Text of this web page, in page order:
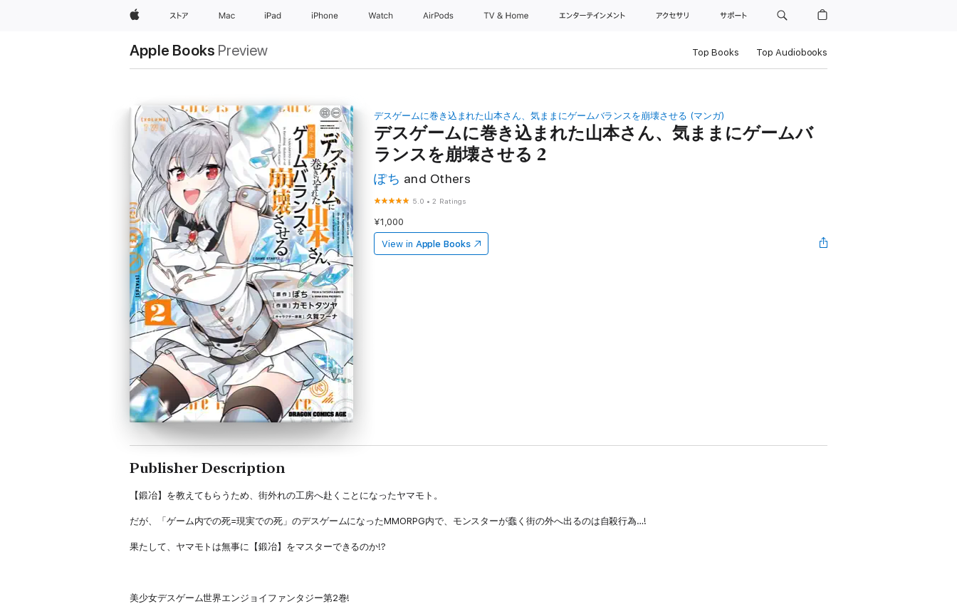
Appleストア Mac iPad iPhone Watch AirPods TV & Home エンターテインメント アクセサリ サポート
Apple Books Preview Top Books Top Audiobooks
デスゲームに巻き込まれた山本さん、気ままにゲームバランスを崩壊させる (マンガ)
デスゲームに巻き込まれた山本さん、気ままにゲームバ
ランスを崩壊させる 2
ぽち and Others
5.0 •2 Ratings
¥1,000
View in Apple Books
Publisher Description
【鍛冶】を教えてもらうため、街外れの工房へ赴くことになったヤマモト。
だが、「ゲーム内での死=現実での死」のデスゲームになったMMORPG内で、モンスターが蠢く街の外へ出るのは自殺行為…!
果たして、ヤマモトは無事に【鍛冶】をマスターできるのか!?
美少女デスゲーム世界エンジョイファンタジー第2巻!